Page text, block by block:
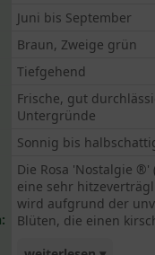
Juni bis September
Braun, Zweige grün
Tiefgehend
Frische, gut
Untergründe
Sonnig bis
Die Rosa 'Nostalgie
eine sehr
wird aufgrund der
Blüten, die einen